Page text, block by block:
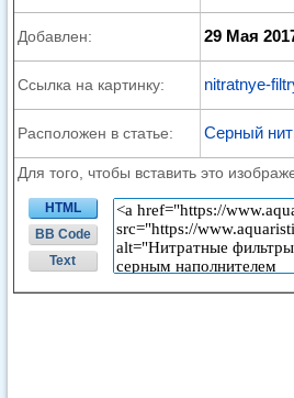
Добавлен: 29 Мая
Ссылка на картинку: nitratnye-
Расположен в статье: Серный
Для того, чтобы вставить это
HTML
BB Code
Text